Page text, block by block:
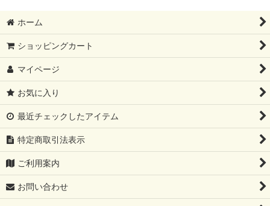
ホーム
ショッピングカート
マイページ
お気に入り
最近チェックしたアイテム
特定商取引法表示
ご利用案内
お問い合わせ